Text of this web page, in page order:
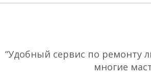
“Удобный сервис по ремонту
многие